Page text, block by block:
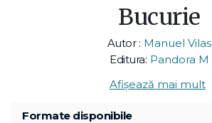
Bucurie
Autor : Manuel Vilas
Editura: Pandora M
Afișează mai mult
Formate disponibile